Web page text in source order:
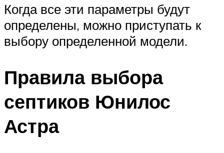
Когда все эти параметры будут
определены, можно приступать к
выбору определенной модели.
Правила выбора
септиков Юнилос
Астра